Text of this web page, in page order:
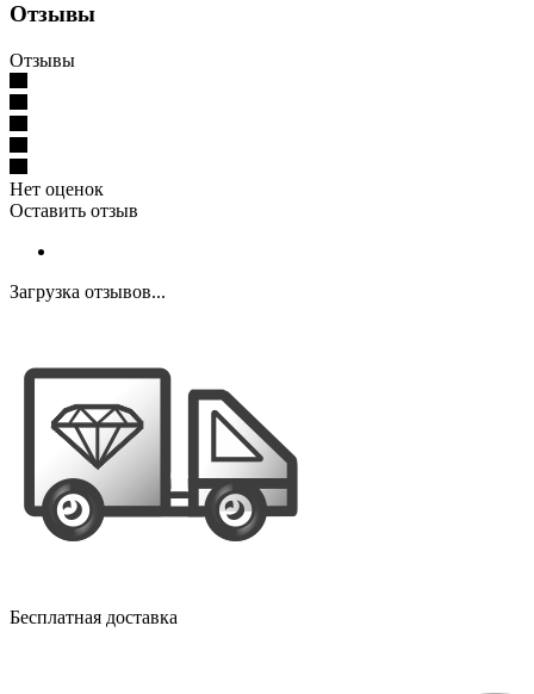
Отзывы
Отзывы
Нет оценок
Оставить отзыв
Загрузка отзывов...
Бесплатная доставка